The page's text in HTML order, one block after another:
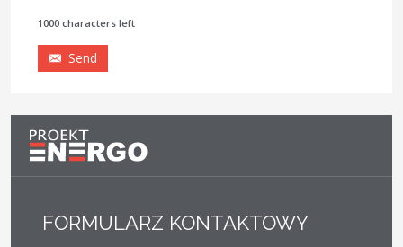
1000 characters left
Send
FORMULARZ KONTAKTOWY